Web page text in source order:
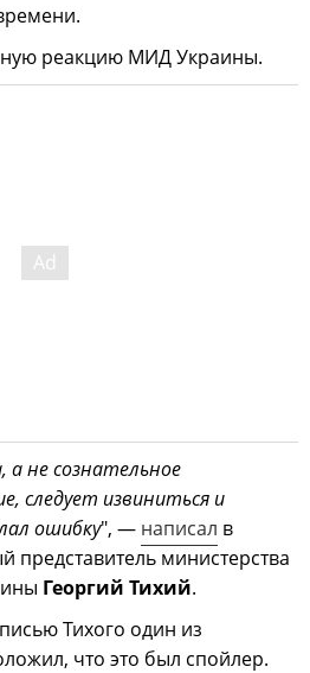
реакцию МИД Украины.
а не сознательное
следует извиниться и
ошибку", — написал в
представитель министерства
Георгий Тихий.
Тихого один из
что это был спойлер.